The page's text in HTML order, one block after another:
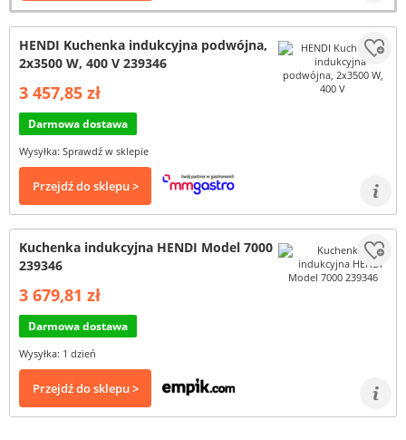
HENDI Kuchenka indukcyjna podwójna,
2x3500 W, 400 V 239346
3 457,85 zł
Darmowa dostawa
Wysyłka: Sprawdź w sklepie
Przejdź do sklepu >
Kuchenka indukcyjna HENDI Model 7000
239346
3 679,81 zł
Darmowa dostawa
Wysyłka: 1 dzień
Przejdź do sklepu >